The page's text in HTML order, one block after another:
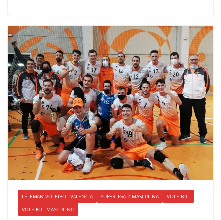
LÉLEMAN VOLEIBOL VALENCIA SUPERLIGA 2 MASCULINA
VOLEIBOL
VOLEIBOL MASCULINO